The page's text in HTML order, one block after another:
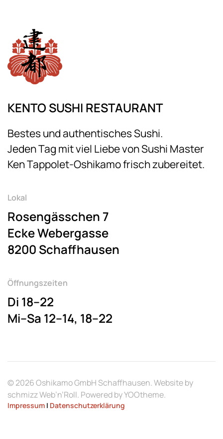
KENTO SUSHI RESTAURANT
Bestes und authentisches Sushi.
Jeden Tag mit viel Liebe von Sushi Master
Ken Tappolet-Oshikamo frisch zubereitet.
Lokal
Rosengässchen 7
Ecke Webergasse
8200 Schaffhausen
Öffnungszeiten
Di 18–22
Mi–Sa 12–14, 18–22
©2026Oshikamo GmbH Schaffhausen. Website by
schmizz Web’n’Roll. Powered byYOOtheme.
Impressum | Datenschutzerklärung